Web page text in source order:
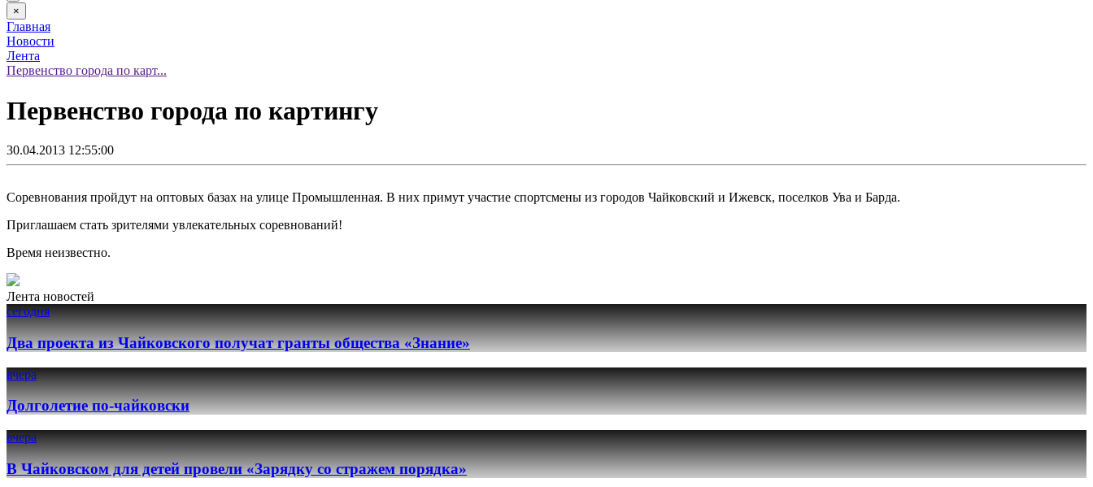
×
Главная
Новости
Лента
Первенство города по карт...
Первенство города по картингу
30.04.2013 12:55:00
Соревнования пройдут на оптовых базах на улице Промышленная. В них примут участие спортсмены из городов Чайковский и Ижевск, поселков Ува и Барда.
Приглашаем стать зрителями увлекательных соревнований!
Время неизвестно.
Лента новостей
сегодня
Два проекта из Чайковского получат гранты общества «Знание»
вчера
Долголетие по-чайковски
вчера
В Чайковском для детей провели «Зарядку со стражем порядка»